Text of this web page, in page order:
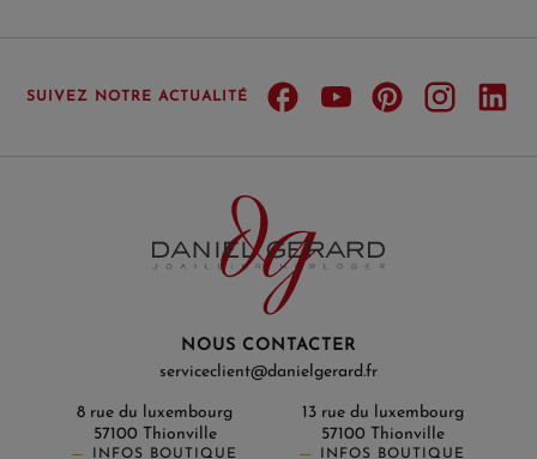
SUIVEZ NOTRE ACTUALITÉ
NOUS CONTACTER
serviceclient@danielgerard.fr
8 rue du luxembourg
57100 Thionville
INFOS BOUTIQUE
13 rue du luxembourg
57100 Thionville
INFOS BOUTIQUE